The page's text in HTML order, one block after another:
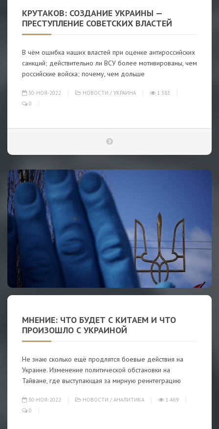
КРУТАКОВ: СОЗДАНИЕ УКРАИНЫ —
ПРЕСТУПЛЕНИЕ СОВЕТСКИХ ВЛАСТЕЙ
В чём ошибка наших властей при оценке антироссийских
санкций; действительно ли ВСУ более мотивированы, чем
российские войска; почему, чем дольше
30-НОЯ-2022 НОВОСТИ / УКРАИНА
1 383
0
МНЕНИЕ: ЧТО БУДЕТ С КИТАЕМ И ЧТО
ПРОИЗОШЛО С УКРАИНОЙ
Не знаю сколько ещё продлятся боевые действия на
Украине. Изменение политической обстановки на
Тайване, где выступающая за мирную реинтеграцию
30-НОЯ-2022 НОВОСТИ / АНАЛИТИКА
1 469
0